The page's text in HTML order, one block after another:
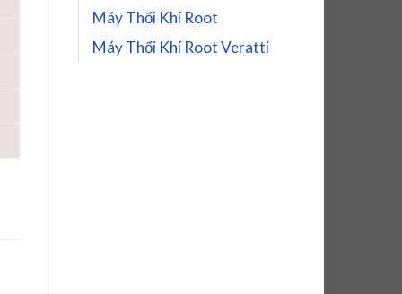
Máy Thổi Khí Root
Máy Thổi Khí Root Veratti